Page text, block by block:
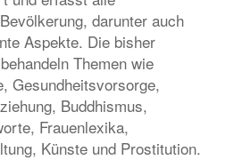
darunter auch
Aspekte. Die bisher
Themen wie
Gesundheitsvorsorge,
Buddhismus,
Frauenlexika,
Künste und Prostitution.